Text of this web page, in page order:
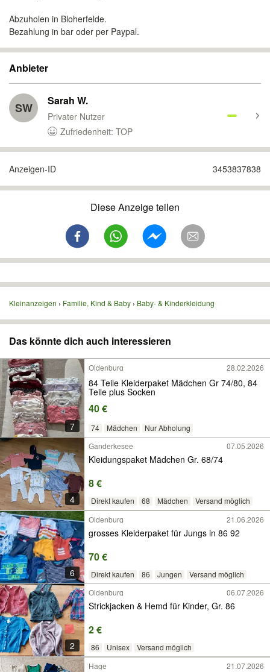
Abzuholen in Bloherfelde.
Bezahlung in bar oder per Paypal.
Anbieter
SW Sarah W.
Privater Nutzer
Zufriedenheit: TOP
Anzeigen-ID 3453837838
Diese Anzeige teilen
Kleinanzeigen Familie, Kind & Baby Baby- & Kinderkleidung
Das könnte dich auch interessieren
7
Oldenburg 28.02.2026
84 Teile Kleiderpaket Mädchen Gr 74/80, 84
Teile plus Socken
40 €
74 Mädchen Nur Abholung
4
Ganderkesee 07.05.2026
Kleidungspaket Mädchen Gr. 68/74
8 €
Direkt kaufen 68 Mädchen Versand möglich
6
Oldenburg 21.06.2026
grosses Kleiderpaket für Jungs in 86 92
70 €
Direkt kaufen 86 Jungen Versand möglich
2
Oldenburg 06.07.2026
Strickjacken & Hemd für Kinder, Gr. 86
2 €
86 Unisex Versand möglich
Hage 21.07.2026